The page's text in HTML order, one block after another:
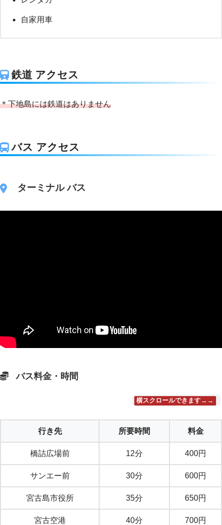
自家用車
鉄道 アクセス
＊下地島には鉄道はありません
バス アクセス
ターミナル バス
バス料金・時間
横スクロールできます→→
行き先 所要時間 料金
橋詰広場前 12分 400円
サンエー前 30分 600円
宮古島市役所 35分 650円
宮古空港 40分 700円